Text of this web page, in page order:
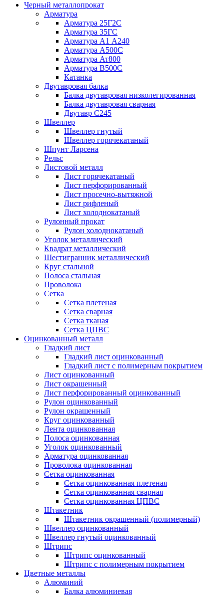
Черный металлопрокат
Арматура
Арматура 25Г2С
Арматура 35ГС
Арматура А1 А240
Арматура А500С
Арматура Ат800
Арматура В500С
Катанка
Двутавровая балка
Балка двутавровая низколегированная
Балка двутавровая сварная
Двутавр С245
Швеллер
Швеллер гнутый
Швеллер горячекатаный
Шпунт Ларсена
Рельс
Листовой металл
Лист горячекатаный
Лист перфорированный
Лист просечно-вытяжной
Лист рифленый
Лист холоднокатаный
Рулонный прокат
Рулон холоднокатаный
Уголок металлический
Квадрат металлический
Шестигранник металлический
Круг стальной
Полоса стальная
Проволока
Сетка
Сетка плетеная
Сетка сварная
Сетка тканая
Сетка ЦПВС
Оцинкованный металл
Гладкий лист
Гладкий лист оцинкованный
Гладкий лист с полимерным покрытием
Лист оцинкованный
Лист окрашенный
Лист перфорированный оцинкованный
Рулон оцинкованный
Рулон окрашенный
Круг оцинкованный
Лента оцинкованная
Полоса оцинкованная
Уголок оцинкованный
Арматура оцинкованная
Проволока оцинкованная
Сетка оцинкованная
Сетка оцинкованная плетеная
Сетка оцинкованная сварная
Сетка оцинкованная ЦПВС
Штакетник
Штакетник окрашенный (полимерный)
Швеллер оцинкованный
Швеллер гнутый оцинкованный
Штрипс
Штрипс оцинкованный
Штрипс с полимерным покрытием
Цветные металлы
Алюминий
Балка алюминиевая